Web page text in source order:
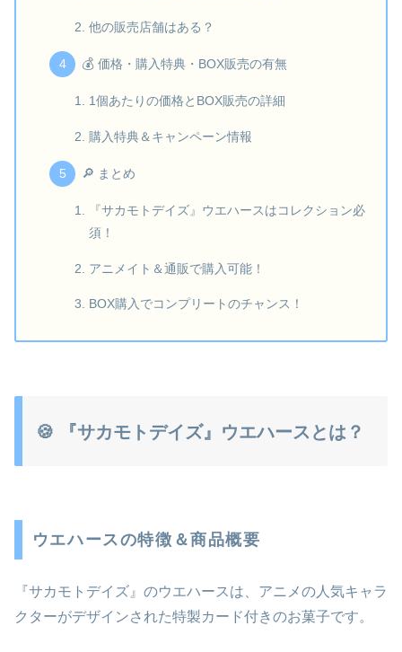
他の販売店舗はある？
💰 価格・購入特典・BOX販売の有無
1個あたりの価格とBOX販売の詳細
購入特典＆キャンペーン情報
🔎 まとめ
『サカモトデイズ』ウエハースはコレクション必
須！
アニメイト＆通販で購入可能！
BOX購入でコンプリートのチャンス！
🍪 『サカモトデイズ』ウエハースとは？
ウエハースの特徴＆商品概要
『サカモトデイズ』のウエハースは、アニメの人気キャラ
クターがデザインされた特製カード付きのお菓子です。